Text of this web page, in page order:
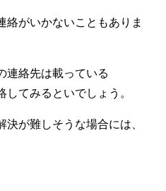
絡がいかないこともありま
連絡先は載っている
てみるといでしょう。
が難しそうな場合には、